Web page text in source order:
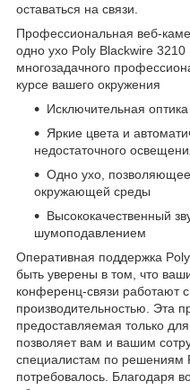
оставаться на связи.
Профессиональная веб-
одно ухо Poly Blackwire
многозадачного
курсе вашего окружения
Исключительная
Яркие цвета и
недостаточного
Одно ухо, позволяющее
окружающей среды
Высококачественный
шумоподавлением
Оперативная поддержка
быть уверены в том, что
конференц-связи работают
производительностью. Эта
предоставляемая только
позволяет вам и вашим
специалистам по решениям
потребовалось. Благодаря